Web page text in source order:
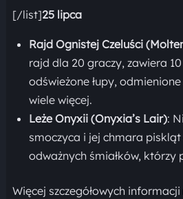
[/list]25 lipca
Rajd Ognistej Czeluści
rajd dla 20 graczy, zawiera
odświeżone łupy,
wiele więcej.
Leże Onyxii (Onyxia’s Lair):
smoczyca i jej chmara piskląt
odważnych śmiałków, którzy
Więcej szczegółowych